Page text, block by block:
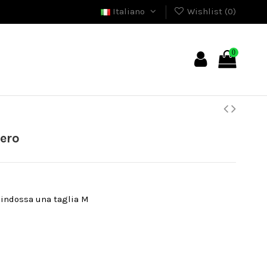
Italiano Wishlist (0)
0
una taglia M